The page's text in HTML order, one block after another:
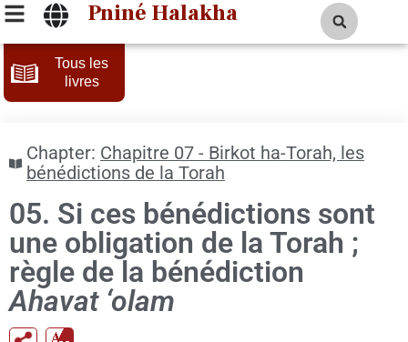
Pniné Halakha
Tous les
livres
Chapter: Chapitre 07 - Birkot ha-Torah, les
bénédictions de la Torah
05. Si ces bénédictions sont
une obligation de la Torah ;
règle de la bénédiction
Ahavat ‘olam